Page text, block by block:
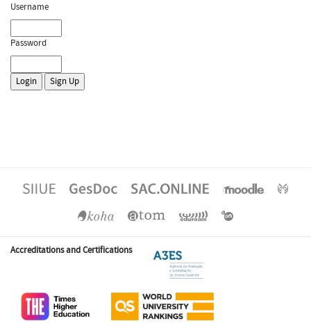
Username
Password
Accreditations and Certifications